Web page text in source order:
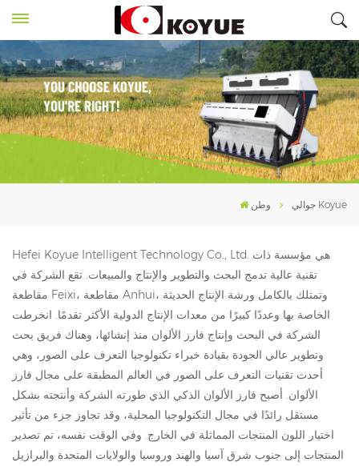
وطن حوالي Koyue
Hefei Koyue Intelligent Technology Co., Ltd. هي مؤسسة ذات
تقنية عالية تدمج البحث والتطوير والإنتاج والمبيعات. تقع الشركة في
مقاطعة Feixi، مقاطعة Anhui، وتمتلك بالكامل ورشة الإنتاج الحديثة
الخاصة بها وعددًا كبيرًا من معدات الإنتاج الدولية الأكثر تقدمًا. انخرطت
الشركة في البحث وإنتاج فارز الألوان منذ إنشائها، وهناك فريق بحث
وتطوير عالي الجودة بقيادة خبراء تكنولوجيا التعرف على الصور، وهي
أحدث تقنيات التعرف على الصور في العالم المطبقة على مجال فارز
الألوان. أصبح فارز الألوان الذكي الذي طورته الشركة وأنتجته بشكل
مستقل رائدًا في مجال التكنولوجيا المحلية، وقد تجاوز جزء من تأثير
اختيار اللون المنتجات المماثلة في الخارج. وفي الوقت نفسه، تم تصدير
المنتجات إلى جنوب شرق آسيا والهند وروسيا والولايات المتحدة والبرازيل